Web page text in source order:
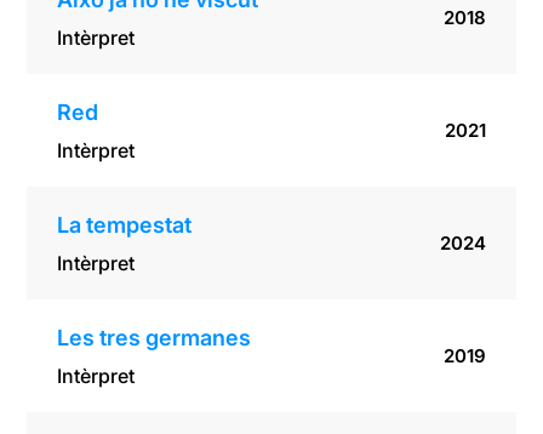
Intèrpret
2018
Red
Intèrpret
2021
La tempestat
Intèrpret
2024
Les tres germanes
Intèrpret
2019